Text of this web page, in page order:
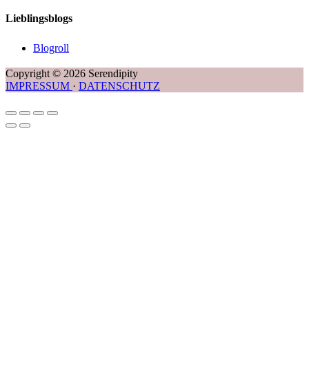
Lieblingsblogs
Blogroll
Copyright © 2026 Serendipity
IMPRESSUM · DATENSCHUTZ